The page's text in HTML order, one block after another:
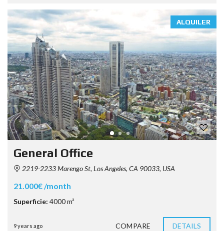
ALQUILER
General Office
2219-2233 Marengo St, Los Angeles, CA 90033, USA
21.000€ /month
Superficie: 4000 m²
9 years ago COMPARE DETAILS